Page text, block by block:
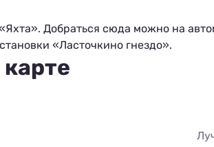
Добраться сюда можно на
«Ласточкино гнездо».